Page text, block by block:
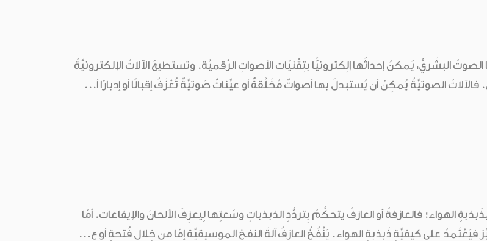
البشَريُّ، يُمكنُ إحداثُها إلِكترونيًّا بتِقْنيّات الأصواتِ الرَّقميَّة. وتستطيعُ الآلاتُ الإلكترونيَّةُ
الصوتيَّةُ يُمكِنُ أن يُستبدلَ بها أصواتٌ مُخَلَّقةٌ أو عيِّناتٌ صَوتيَّةٌ تُعْزَفُ إقبالًا أو إدبارًا أ...
الهواء؛ فالعازفةُ أو العازفُ يتحكَّمُ بِتردُّدِ الذبذباتِ وسَعتِها لِيعزِفَ الألحانَ والإيقاعات. أمّا
على كيفيَّةِ ذَبذبةِ الهواء. يَنْفُخُ العازفُ آلةَ النفخ الموسيقيَّة إمّا من خِلال فُتحةٍ أو ع...